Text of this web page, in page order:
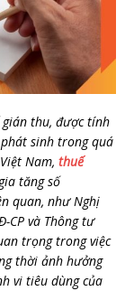
thu, được tính
sinh trong quá
Nam, thuế
tăng số
quan, như Nghị
CP và Thông tư
trọng trong việc
thời ảnh hưởng
vi tiêu dùng của